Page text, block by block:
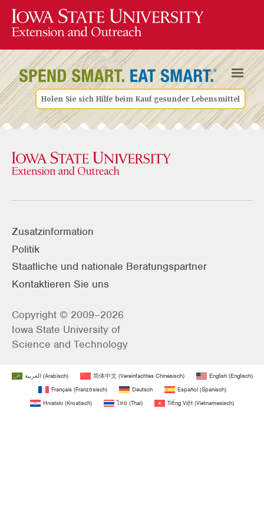
Holen Sie sich Hilfe beim Kauf gesunder Lebensmittel
Zusatzinformation
Politik
Staatliche und nationale Beratungspartner
Kontaktieren Sie uns
Copyright © 2009–2026
Iowa State University of
Science and Technology
العربية (Arabisch) 简体中文(Vereinfachtes Chinesisch) English(Englisch)
Français(Französisch) Deutsch Español(Spanisch)
Hrvatski (Kroatisch) ไทย (Thai) Tiếng Việt (Vietnamesisch)